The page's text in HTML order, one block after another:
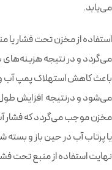
می‌یابد.
می‌گردد و در نتیجه هزینه‌های
باعث کاهش استهلاک پمپ
می‌شود و درنتیجه افزایش طول
مخزن موجب می‌گردد که فشار
یا پرتاب آب در حین باز و
نهایت استفاده از منبع تحت